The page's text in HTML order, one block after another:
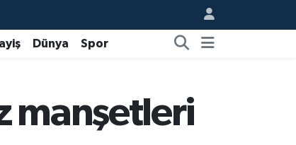
Dünya Spor
manşetleri